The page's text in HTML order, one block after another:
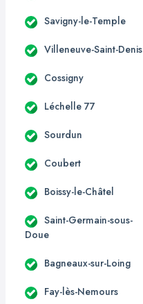
Savigny-le-Temple
Villeneuve-Saint-Denis
Cossigny
Léchelle 77
Sourdun
Coubert
Boissy-le-Châtel
Saint-Germain-sous-
Doue
Bagneaux-sur-Loing
Fay-lès-Nemours